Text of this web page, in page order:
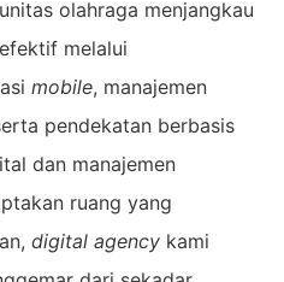
olahraga menjangkau
melalui
mobile, manajemen
pendekatan berbasis
dan manajemen
ruang yang
digital agency kami